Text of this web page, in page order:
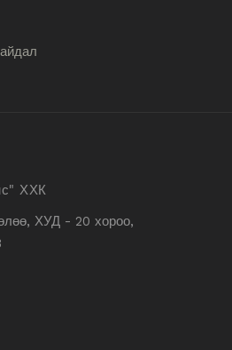
ХХК
ХУД - 20 хороо,